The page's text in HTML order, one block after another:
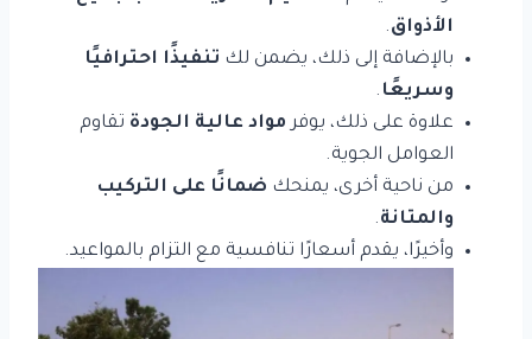
الأذواق.
بالإضافة إلى ذلك، يضمن لك تنفيذًا احترافيًا
وسريعًا .
علاوة على ذلك، يوفر مواد عالية الجودة تقاوم
العوامل الجوية.
من ناحية أخرى، يمنحك ضمانًا على التركيب
والمتانة.
وأخيرًا، يقدم أسعارًا تنافسية مع التزام بالمواعيد.